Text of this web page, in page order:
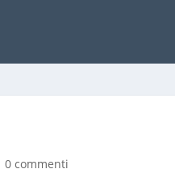
0 commenti